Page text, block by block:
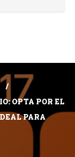
OPTA POR EL
PARA